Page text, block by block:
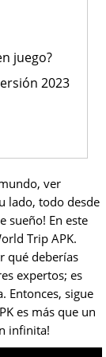
juego?
2023
ver
lado, todo desde
sueño! En este
Trip APK.
qué deberías
expertos; es
Entonces, sigue
es más que un
infinita!